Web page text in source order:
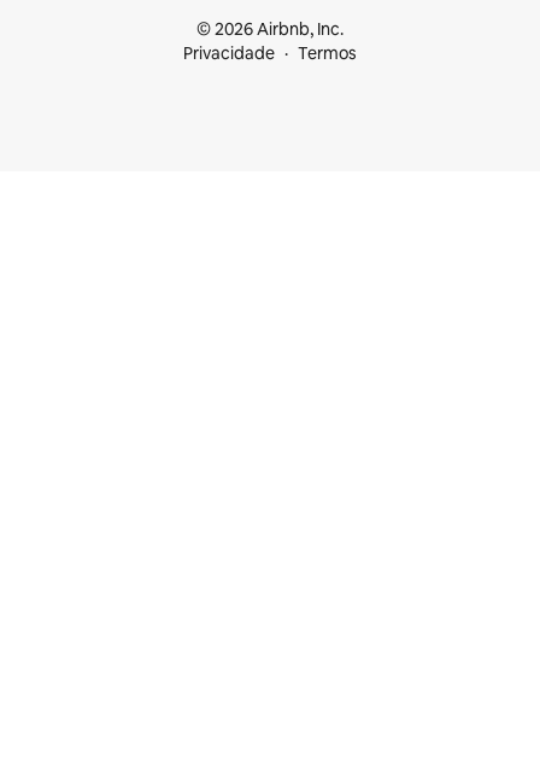
© 2026 Airbnb, Inc.
Privacidade
Termos